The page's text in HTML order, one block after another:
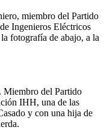
miembro del Partido
Ingenieros Eléctricos
fotografía de abajo, a la
Miembro del Partido
IHH, una de las
y con una hija de